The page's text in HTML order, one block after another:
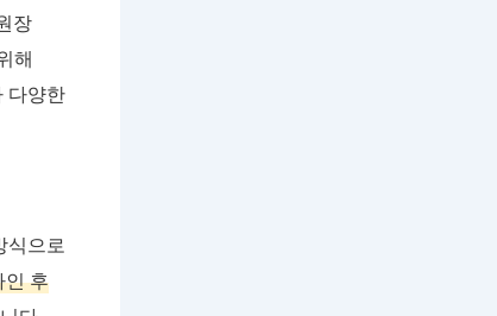
장
해
다양한
식으로
인 후